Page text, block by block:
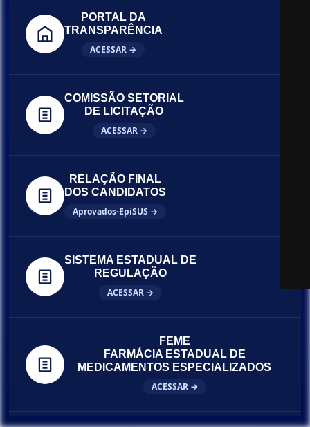
PORTAL DA
TRANSPARÊNCIA
ACESSAR →
COMISSÃO SETORIAL
DE LICITAÇÃO
ACESSAR →
RELAÇÃO FINAL
DOS CANDIDATOS
Aprovados-EpiSUS →
SISTEMA ESTADUAL DE
REGULAÇÃO
ACESSAR →
FEME
FARMÁCIA ESTADUAL DE
MEDICAMENTOS ESPECIALIZADOS
ACESSAR →